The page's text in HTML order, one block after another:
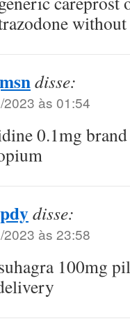
disse:
2023 às 01:54
0.1mg brand
disse:
2023 às 23:58
100mg